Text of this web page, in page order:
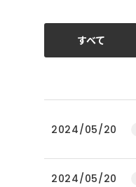
すべて
2024/05/20
2024/05/20